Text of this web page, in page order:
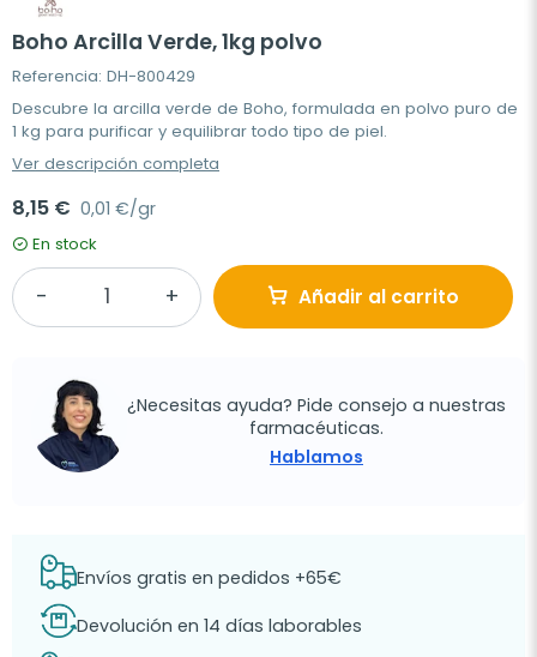
Boho Arcilla Verde, 1kg polvo
Referencia: DH-800429
Descubre la arcilla verde de Boho, formulada en polvo puro de
1 kg para purificar y equilibrar todo tipo de piel.
Ver descripción completa
8,15 € 0,01 €/gr
En stock
Añadir al carrito
¿Necesitas ayuda? Pide consejo a nuestras
farmacéuticas.
Hablamos
Envíos gratis en pedidos +65€
Devolución en 14 días laborables